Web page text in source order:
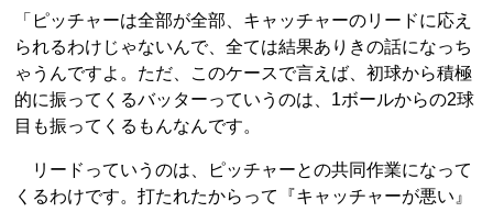
「ピッチャーは全部が全部、キャッチャーのリードに応え
られるわけじゃないんで、全ては結果ありきの話になっち
ゃうんですよ。ただ、このケースで言えば、初球から積極
的に振ってくるバッターっていうのは、1ボールからの2球
目も振ってくるもんなんです。
リードっていうのは、ピッチャーとの共同作業になって
くるわけです。打たれたからって『キャッチャーが悪い』